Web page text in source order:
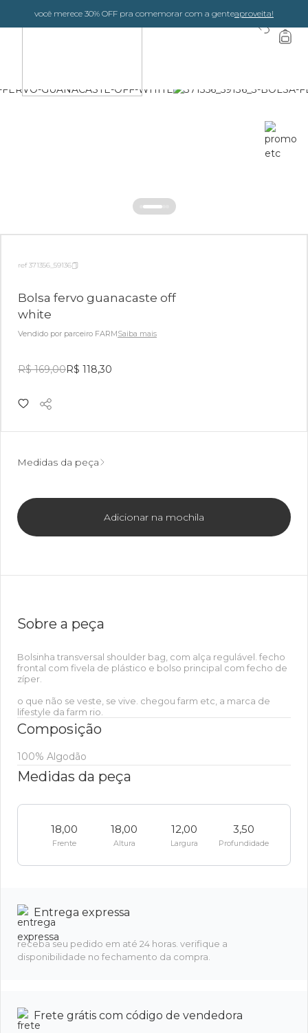
você merece 30% OFF pra comemorar com a genteaproveita!
ref 371356_59136
Bolsa fervo guanacaste off
white
Vendido por parceiro FARMSaiba mais
R$ 169,00R$ 118,30
Medidas da peça
Adicionar na mochila
Sobre a peça
Bolsinha transversal shoulder bag, com alça regulável. fecho
frontal com fivela de plástico e bolso principal com fecho de
zíper.
o que não se veste, se vive. chegou farm etc, a marca de
lifestyle da farm rio.
Composição
100% Algodão
Medidas da peça
18,00
Frente
18,00
Altura
12,00
Largura
3,50
Profundidade
Entrega expressa
receba seu pedido em até 24 horas. verifique a
disponibilidade no fechamento da compra.
Frete grátis com código de vendedora